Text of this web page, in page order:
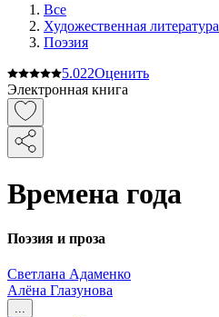
Все
Художественная литература
Поэзия
5.022Оценить
Электронная книга
Времена года
Поэзия и проза
Светлана Адаменко
Алёна Глазунова
...